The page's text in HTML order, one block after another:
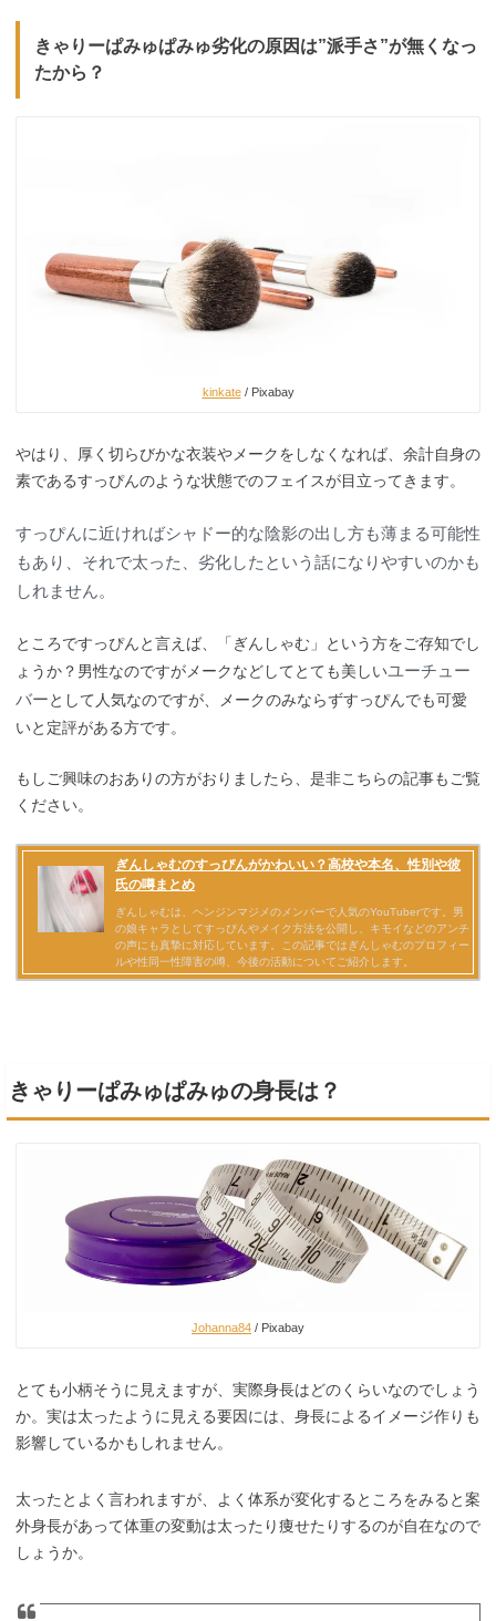
きゃりーぱみゅぱみゅ劣化の原因は”派手さ”が無くなっ
たから？
kinkate/ Pixabay
やはり、厚く切らびかな衣装やメークをしなくなれば、余計自身の
素であるすっぴんのような状態でのフェイスが目立ってきます。
すっぴんに近ければシャドー的な陰影の出し方も薄まる可能性
もあり、それで太った、劣化したという話になりやすいのかも
しれません。
ところですっぴんと言えば、「ぎんしゃむ」という方をご存知でし
ょうか？男性なのですがメークなどしてとても美しいユーチュー
バーとして人気なのですが、メークのみならずすっぴんでも可愛
いと定評がある方です。
もしご興味のおありの方がおりましたら、是非こちらの記事もご覧
ください。
きゃりーぱみゅぱみゅの身長は？
Johanna84 / Pixabay
とても小柄そうに見えますが、実際身長はどのくらいなのでしょう
か。実は太ったように見える要因には、身長によるイメージ作りも
影響しているかもしれません。
太ったとよく言われますが、よく体系が変化するところをみると案
外身長があって体重の変動は太ったり痩せたりするのが自在なので
しょうか。